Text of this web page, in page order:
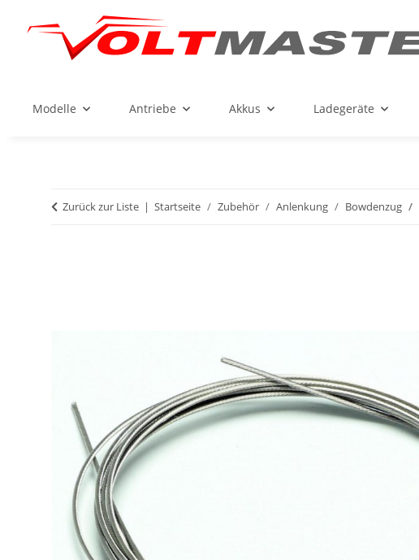
Modelle Antriebe Akkus Ladegeräte
Zurück zur Liste Startseite Zubehör Anlenkung Bowdenzug